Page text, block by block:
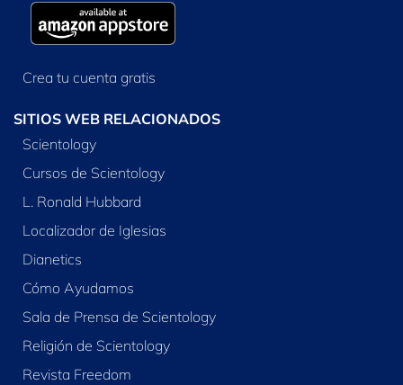
Crea tu cuenta gratis
SITIOS WEB RELACIONADOS
Scientology
Cursos de Scientology
L. Ronald Hubbard
Localizador de Iglesias
Dianetics
Cómo Ayudamos
Sala de Prensa de Scientology
Religión de Scientology
Revista Freedom